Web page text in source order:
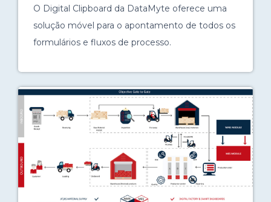
O Digital Clipboard da DataMyte oferece uma
solução móvel para o apontamento de todos os
formulários e fluxos de processo.